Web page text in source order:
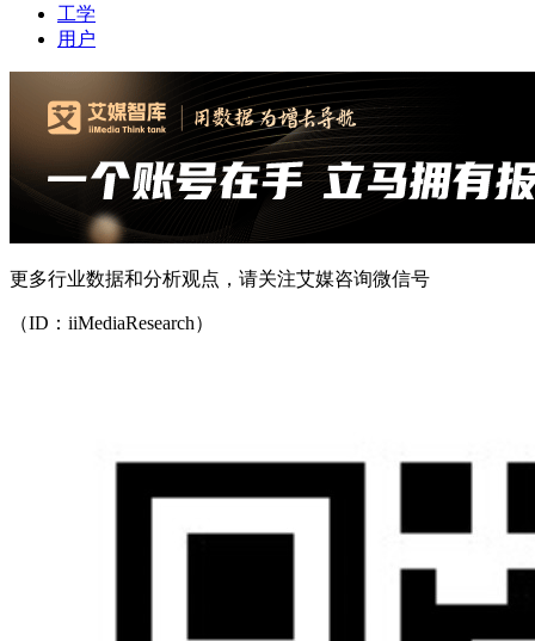
工学
用户
更多行业数据和分析观点，请关注艾媒咨询微信号
（ID：iiMediaResearch）